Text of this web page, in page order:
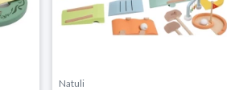
Natuli